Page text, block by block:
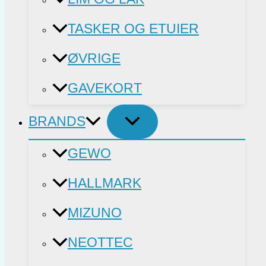
TASKER OG ETUIER
ØVRIGE
GAVEKORT
BRANDS
GEWO
HALLMARK
MIZUNO
NEOTTEC